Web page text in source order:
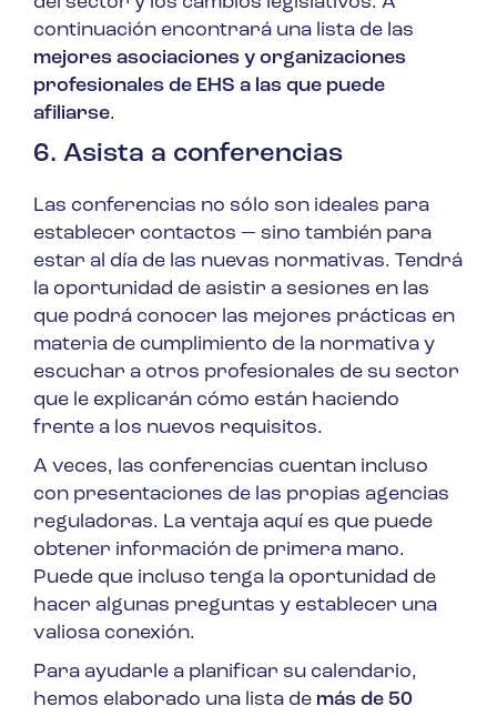
continuación encontrará una lista de las
mejores asociaciones y organizaciones
profesionales de EHS a las que puede
afiliarse.
6. Asista a conferencias
Las conferencias no sólo son ideales para
establecer contactos — sino también para
estar al día de las nuevas normativas. Tendrá
la oportunidad de asistir a sesiones en las
que podrá conocer las mejores prácticas en
materia de cumplimiento de la normativa y
escuchar a otros profesionales de su sector
que le explicarán cómo están haciendo
frente a los nuevos requisitos.
A veces, las conferencias cuentan incluso
con presentaciones de las propias agencias
reguladoras. La ventaja aquí es que puede
obtener información de primera mano.
Puede que incluso tenga la oportunidad de
hacer algunas preguntas y establecer una
valiosa conexión.
Para ayudarle a planificar su calendario,
hemos elaborado una lista de más de 50